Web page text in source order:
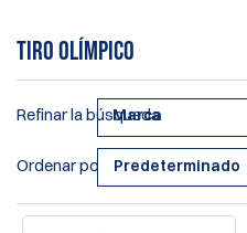
Tiro olímpico
Refinar la búsqueda
Marca
Ordenar por